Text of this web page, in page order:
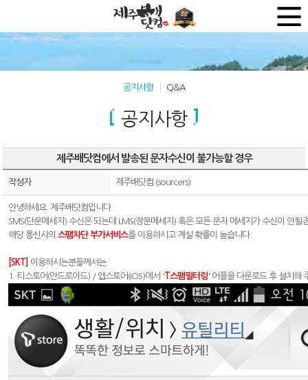
공지사항 Q&A
공지사항
제주배닷컴에서 발송된 문자수신이 불가능할 경우
작성자 제주배닷컴 (sourcers)
안녕하세요. 제주배닷컴입니다.
SMS(단문메세지) 수신은 되는데 LMS(장문메세지) 혹은 모든 문자 메세지가 수신이 안될
해당 통신사의 스팸차단 부가서비스를 이용하시고 계실 확률이 높습니다.
[SKT]
이용하시는분들께서는
1. 티스토어(안드로이드) / 앱스토어(iOS)에서 'T스팸필터링' 어플을 다운로드 후 설치해